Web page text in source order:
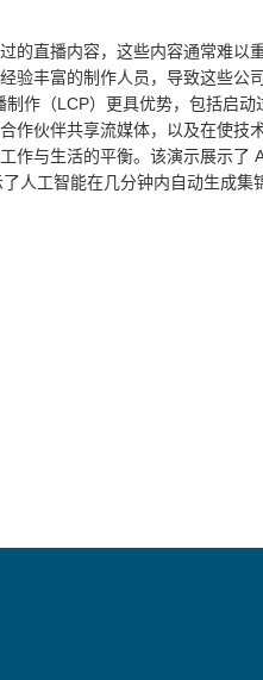
的直播内容，这些内容通常难以
验丰富的制作人员，导致这些公
作（LCP）更具优势，包括启动
作伙伴共享流媒体，以及在使技
作与生活的平衡。该演示展示了
人工智能在几分钟内自动生成集